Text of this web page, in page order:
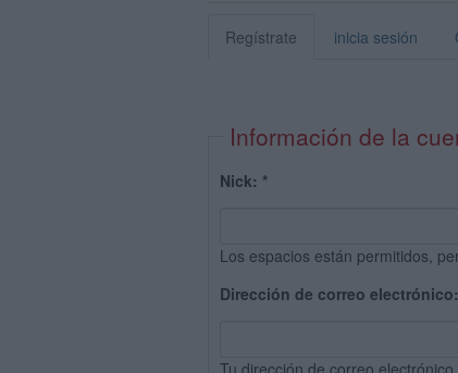
Regístrate inicia sesión
Información de la
Nick: *
Los espacios están permitidos,
Dirección de correo electrónico:
Tu dirección de correo